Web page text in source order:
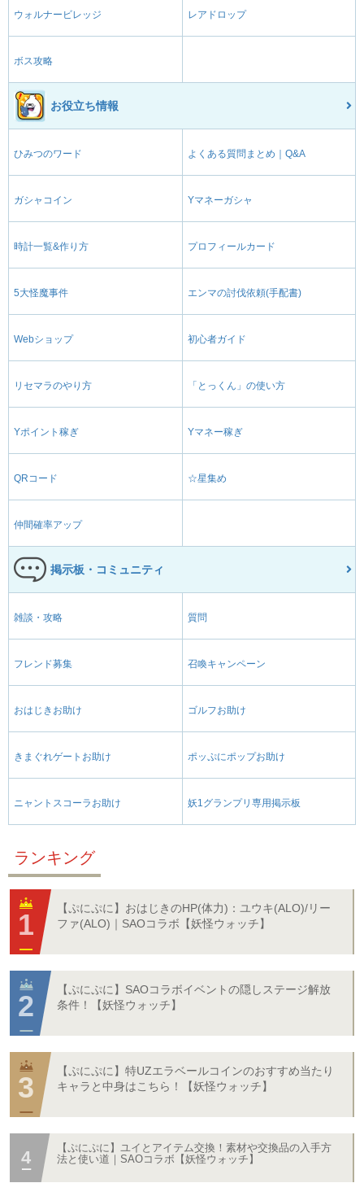
ウォルナービレッジ レアドロップ
ボス攻略
お役立ち情報
ひみつのワード よくある質問まとめ｜Q&A
ガシャコイン Yマネーガシャ
時計一覧&作り方 プロフィールカード
5大怪魔事件 エンマの討伐依頼(手配書)
Webショップ 初心者ガイド
リセマラのやり方 「とっくん」の使い方
Yポイント稼ぎ Yマネー稼ぎ
QRコード ☆星集め
仲間確率アップ
掲示板・コミュニティ
雑談・攻略 質問
フレンド募集 召喚キャンペーン
おはじきお助け ゴルフお助け
きまぐれゲートお助け ポッぷにポップお助け
ニャントスコーラお助け 妖1グランプリ専用掲示板
ランキング
【ぷにぷに】おはじきのHP(体力)：ユウキ(ALO)/リー
ファ(ALO)｜SAOコラボ【妖怪ウォッチ】
【ぷにぷに】SAOコラボイベントの隠しステージ解放
条件！【妖怪ウォッチ】
【ぷにぷに】特UZエラベールコインのおすすめ当たり
キャラと中身はこちら！【妖怪ウォッチ】
【ぷにぷに】ユイとアイテム交換！素材や交換品の入手方
法と使い道｜SAOコラボ【妖怪ウォッチ】